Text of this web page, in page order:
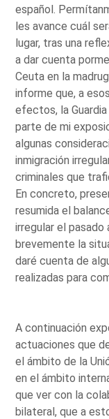
español.
les avance cuál
lugar, tras una
a dar cuenta
Ceuta en la
informe que, a esos
efectos, la
parte de mi
algunas
inmigración
criminales que
En concreto,
resumida el
irregular el pasado
brevemente la
daré cuenta de
realizadas para
A continuación
actuaciones que
el ámbito de la
en el ámbito
que ver con la
bilateral, que a